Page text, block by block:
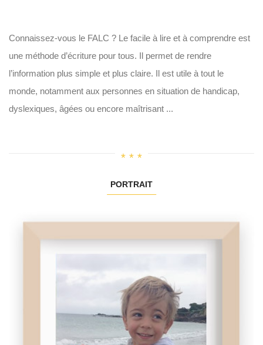
Connaissez-vous le FALC ? Le facile à lire et à comprendre est
une méthode d’écriture pour tous. Il permet de rendre
l’information plus simple et plus claire. Il est utile à tout le
monde, notamment aux personnes en situation de handicap,
dyslexiques, âgées ou encore maîtrisant ...
PORTRAIT